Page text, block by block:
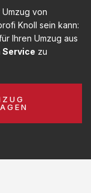
von
Knoll sein kann:
Ihren Umzug aus
zu